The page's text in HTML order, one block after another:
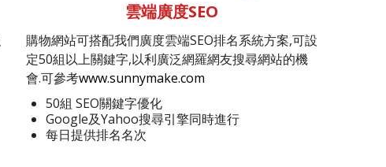
雲端廣度SEO
購物網站可搭配我們廣度雲端SEO排名系統方案,可設
定50組以上關鍵字,以利廣泛網羅網友搜尋網站的機
會.可參考www.sunnymake.com
50組 SEO關鍵字優化
Google及Yahoo搜尋引擎同時進行
每日提供排名名次